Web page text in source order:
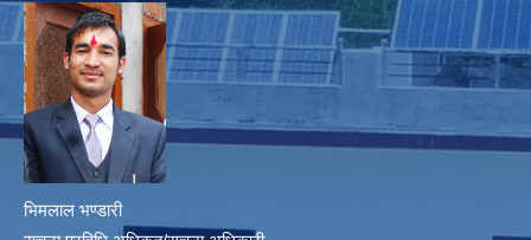
भिमलाल भण्डारी